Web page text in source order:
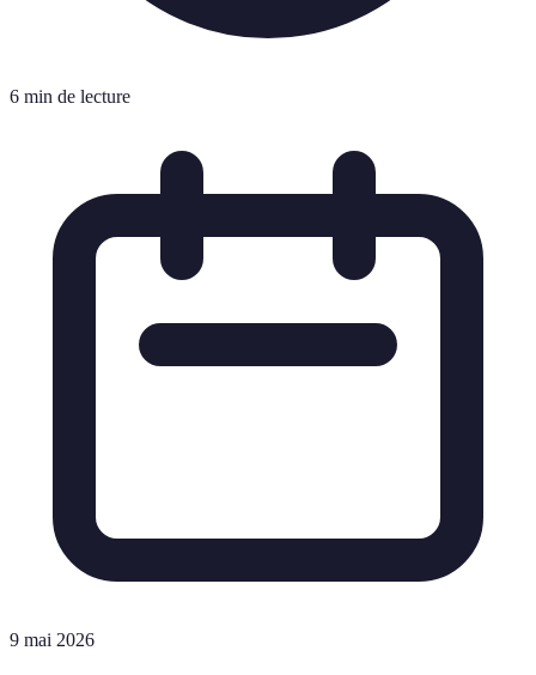
6 min de lecture
9 mai 2026